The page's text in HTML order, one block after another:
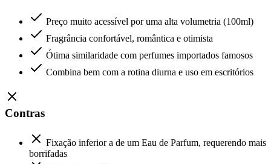
Preço muito acessível por uma alta volumetria (100ml)
Fragrância confortável, romântica e otimista
Ótima similaridade com perfumes importados famosos
Combina bem com a rotina diurna e uso em escritórios
Contras
Fixação inferior a de um Eau de Parfum, requerendo mais
borrifadas